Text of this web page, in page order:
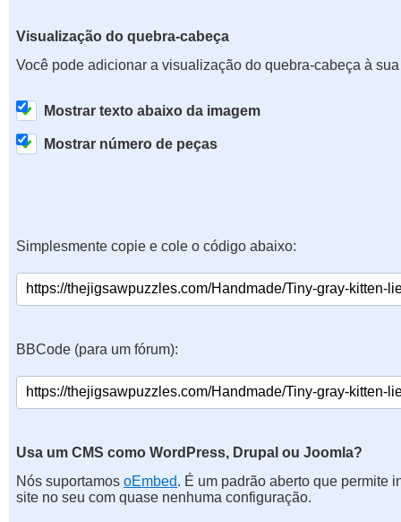
Visualização do quebra-cabeça
Você pode adicionar a visualização do quebra-cabeça à
Mostrar texto abaixo da imagem
Mostrar número de peças
Simplesmente copie e cole o código abaixo:
BBCode (para um fórum):
Usa um CMS como WordPress, Drupal ou Joomla?
Nós suportamos oEmbed. É um padrão aberto que permite
site no seu com quase nenhuma configuração.